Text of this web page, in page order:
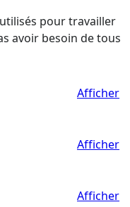
pour travailler
avoir besoin de tous
Afficher
Afficher
Afficher